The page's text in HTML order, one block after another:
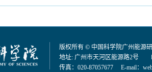
版权所有 © 中国科学院广州能源
地址: 广州市天河区能源路2号
传真：020-87057677 E-mail：